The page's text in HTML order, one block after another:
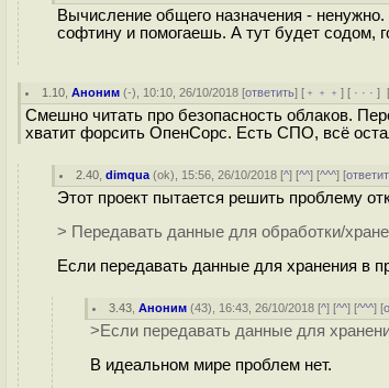
Вычисление общего назначения -
софтину и помогаешь. А тут будет содом,
1.10 ,Аноним (-), 10:10, 26/10/2018 [ответить] [ ﹢﹢﹢] [ · · ·][
Смешно читать про безопасность облаков.
хватит форсить ОпенСорс. Есть СПО, всё
2.40 ,dimqua (ok), 15:56, 26/10/2018 [^] [^^] [^^^] [
Этот проект пытается решить проблему
> Передавать данные для обработки/
Если передавать данные для хранения в
3.43 ,Аноним (43), 16:43, 26/10/2018 [^] [^^] [^^^] [
>Если передавать данные для
В идеальном мире проблем нет.